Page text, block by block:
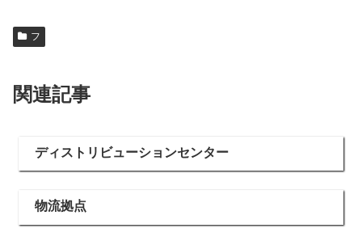
フ
関連記事
ディストリビューションセンター
物流拠点